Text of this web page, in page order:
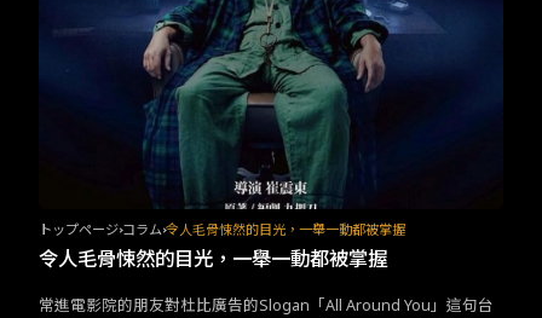
お問い合わせ
ファンイベント
TW EN JP KR
トップページ コラム 令人毛骨悚然的目光，一舉一動都被掌握
令人毛骨悚然的目光，一舉一動都被掌握
常進電影院的朋友對杜比廣告的Slogan「All Around You」這句台